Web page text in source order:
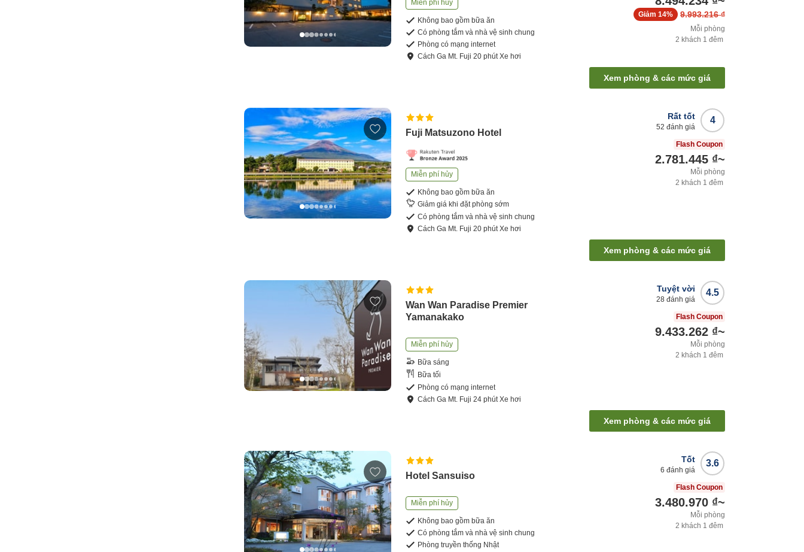
Miễn phí hủy
Không bao gồm bữa ăn
Có phòng tắm và nhà vệ sinh chung
Phòng có mạng internet
CáchGa Mt. Fuji20 phútXe hơi
9.993.216 ₫
Giảm 14%
Mỗi phòng
2 khách 1 đêm
Xem phòng & các mức giá
Fuji Matsuzono Hotel
Miễn phí hủy
Không bao gồm bữa ăn
Giảm giá khi đặt phòng sớm
Có phòng tắm và nhà vệ sinh chung
CáchGa Mt. Fuji20 phútXe hơi
4
Rất tốt
52 đánh giá
Flash Coupon
2.781.445 ₫~
Mỗi phòng
2 khách 1 đêm
Xem phòng & các mức giá
Wan Wan Paradise Premier
Yamanakako
Miễn phí hủy
Bữa sáng
Bữa tối
Phòng có mạng internet
CáchGa Mt. Fuji24 phútXe hơi
4.5
Tuyệt vời
28 đánh giá
Flash Coupon
9.433.262 ₫~
Mỗi phòng
2 khách 1 đêm
Xem phòng & các mức giá
Hotel Sansuiso
Miễn phí hủy
Không bao gồm bữa ăn
Có phòng tắm và nhà vệ sinh chung
Phòng truyền thống Nhật
3.6
Tốt
6 đánh giá
Flash Coupon
3.480.970 ₫~
Mỗi phòng
2 khách 1 đêm